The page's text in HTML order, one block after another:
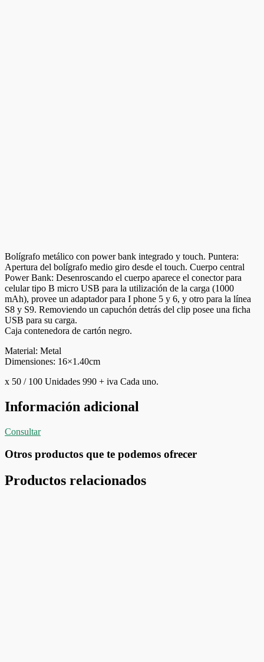
Bolígrafo metálico con power bank integrado y touch. Puntera:
Apertura del bolígrafo medio giro desde el touch. Cuerpo central
Power Bank: Desenroscando el cuerpo aparece el conector para
celular tipo B micro USB para la utilización de la carga (1000
mAh), provee un adaptador para I phone 5 y 6, y otro para la línea
S8 y S9. Removiendo un capuchón detrás del clip posee una ficha
USB para su carga.
Caja contenedora de cartón negro.
Material: Metal
Dimensiones: 16×1.40cm
x 50 / 100 Unidades 990 + iva Cada uno.
Información adicional
Consultar
Otros productos que te podemos ofrecer
Productos relacionados